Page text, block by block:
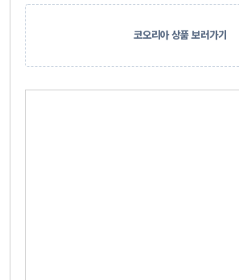
코오리아 상품 보러가기